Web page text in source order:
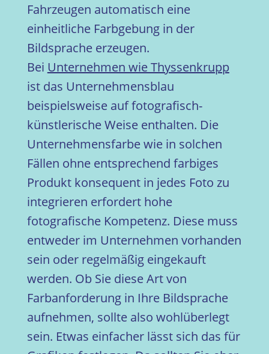
Fahrzeugen automatisch eine
einheitliche Farbgebung in der
Bildsprache erzeugen.
Bei Unternehmen wie Thyssenkrupp
ist das Unternehmensblau
beispielsweise auf fotografisch-
künstlerische Weise enthalten. Die
Unternehmensfarbe wie in solchen
Fällen ohne entsprechend farbiges
Produkt konsequent in jedes Foto zu
integrieren erfordert hohe
fotografische Kompetenz. Diese muss
entweder im Unternehmen vorhanden
sein oder regelmäßig eingekauft
werden. Ob Sie diese Art von
Farbanforderung in Ihre Bildsprache
aufnehmen, sollte also wohlüberlegt
sein. Etwas einfacher lässt sich das für